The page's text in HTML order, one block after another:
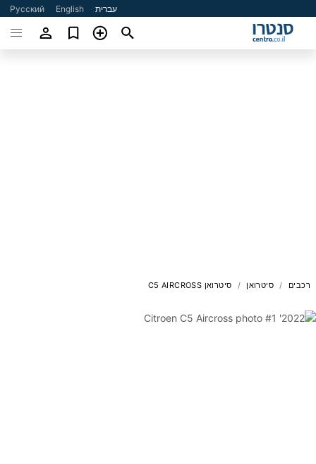
עברית English
Русский
רכבים סיטרואן סיטרואן C5 AIRCROSS